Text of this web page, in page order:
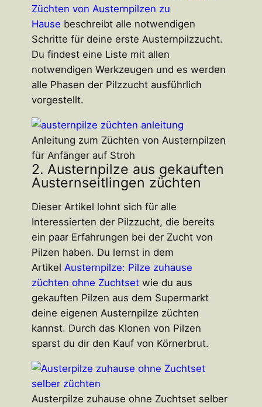
Züchten von Austernpilzen zu
Hause beschreibt alle notwendigen
Schritte für deine erste Austernpilzzucht.
Du findest eine Liste mit allen
notwendigen Werkzeugen und es werden
alle Phasen der Pilzzucht ausführlich
vorgestellt.
Anleitung zum Züchten von Austernpilzen
für Anfänger auf Stroh
2. Austernpilze aus gekauften
Austernseitlingen züchten
Dieser Artikel lohnt sich für alle
Interessierten der Pilzzucht, die bereits
ein paar Erfahrungen bei der Zucht von
Pilzen haben. Du lernst in dem
Artikel Austernpilze: Pilze zuhause
züchten ohne Zuchtsetwie du aus
gekauften Pilzen aus dem Supermarkt
deine eigenen Austernpilze züchten
kannst. Durch das Klonen von Pilzen
sparst du dir den Kauf von Körnerbrut.
Austerpilze zuhause ohne Zuchtset selber